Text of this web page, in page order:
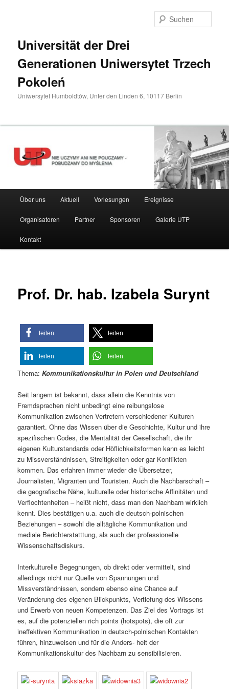
Universität der Drei
Generationen Uniwersytet Trzech
Pokoleń
Uniwersytet Humboldtów, Unter den Linden 6, 10117 Berlin
HauptmenüÜber uns Aktuell Vorlesungen Ereignisse
Organisatoren Partner Sponsoren Galerie UTP
Kontakt
Prof. Dr. hab. Izabela Surynt
teilen teilen
teilen teilen
Thema:Kommunikationskultur in Polen und Deutschland
Seit langem ist bekannt, dass allein die Kenntnis von
Fremdsprachen nicht unbedingt eine reibungslose
Kommunikation zwischen Vertretern verschiedener Kulturen
garantiert. Ohne das Wissen über die Geschichte, Kultur und ihre
spezifischen Codes, die Mentalität der Gesellschaft, die ihr
eigenen Kulturstandards oder Höflichkeitsformen kann es leicht
zu Missverständnissen, Streitigkeiten oder gar Konflikten
kommen. Das erfahren immer wieder die Übersetzer,
Journalisten, Migranten und Touristen. Auch die Nachbarschaft –
die geografische Nähe, kulturelle oder historische Affinitäten und
Verflochtenheiten – heißt nicht, dass man den Nachbarn wirklich
kennt. Dies bestätigen u.a. auch die deutsch-polnischen
Beziehungen – sowohl die alltägliche Kommunikation und
mediale Berichterstatttung, als auch der professionelle
Wissenschaftsdiskurs.
Interkulturelle Begegnungen, ob direkt oder vermittelt, sind
allerdings nicht nur Quelle von Spannungen und
Missverständnissen, sondern ebenso eine Chance auf
Veränderung des eigenen Blickpunkts, Vertiefung des Wissens
und Erwerb von neuen Kompetenzen. Das Ziel des Vortrags ist
es, auf die potenziellen rich points (hotspots), die oft zur
ineffektiven Kommunikation in deutsch-polnischen Kontakten
führen, hinzuweisen und für die Anders- heit der
Kommunikationskultur des Nachbarn zu sensibilisieren.